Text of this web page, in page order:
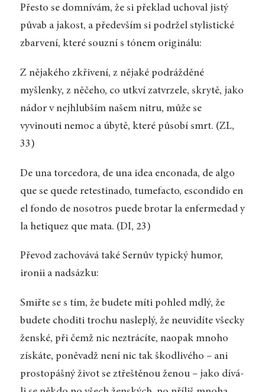
Přesto se domnívám, že si překlad uchoval jistý
půvab a jakost, a především si podržel stylistické
zbarvení, které souzní s tónem originálu:
Z nějakého zkřivení, z nějaké podrážděné
myšlenky, z něčeho, co utkví zatvrzele, skrytě, jako
nádor v nejhlubším našem nitru, může se
vyvinouti nemoc a úbytě, které působí smrt. (ZL,
33)
De una torcedora, de una idea enconada, de algo
que se quede retestinado, tumefacto, escondido en
el fondo de nosotros puede brotar la enfermedad y
la hetiquez que mata. (DI, 23)
Převod zachovává také Sernův typický humor,
ironii a nadsázku:
Smiřte se s tím, že budete míti pohled mdlý, že
budete choditi trochu nasleplý, že neuvidíte všecky
ženské, při čemž nic neztrácíte, naopak mnoho
získáte, poněvadž není nic tak škodlivého – ani
prostopášný život se ztřeštěnou ženou – jako dívá-